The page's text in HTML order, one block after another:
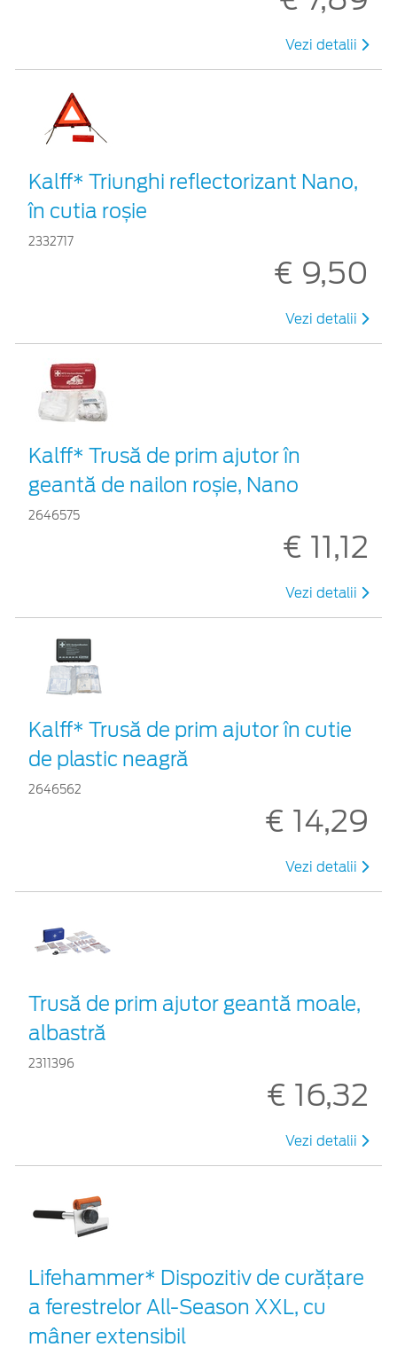
Vezi detalii
Kalff* Triunghi reflectorizant Nano,
în cutia roșie
2332717
€ 9,50
Vezi detalii
Kalff* Trusă de prim ajutor în
geantă de nailon roșie, Nano
2646575
€ 11,12
Vezi detalii
Kalff* Trusă de prim ajutor în cutie
de plastic neagră
2646562
€ 14,29
Vezi detalii
Trusă de prim ajutor geantă moale,
albastră
2311396
€ 16,32
Vezi detalii
Lifehammer* Dispozitiv de curățare
a ferestrelor All-Season XXL, cu
mâner extensibil